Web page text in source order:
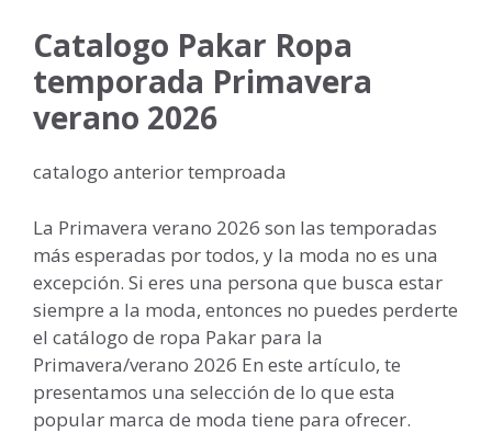
Catalogo Pakar Ropa
temporada Primavera
verano 2026
catalogo anterior temproada
La Primavera verano 2026 son las temporadas
más esperadas por todos, y la moda no es una
excepción. Si eres una persona que busca estar
siempre a la moda, entonces no puedes perderte
el catálogo de ropa Pakar para la
Primavera/verano 2026 En este artículo, te
presentamos una selección de lo que esta
popular marca de moda tiene para ofrecer.